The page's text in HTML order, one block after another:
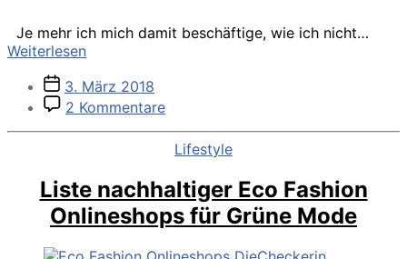
Je mehr ich mich damit beschäftige, wie ich nicht…
WeiterlesenWie
im
Alltag
Alternativen
Veröffentlichungsdatum
3. März 2018
2 Kommentarezu
Plastik
im
Alltag
vermeiden
–
Plastik
Alternativen
Kategorien
Lifestyle
Liste nachhaltiger Eco Fashion
Onlineshops für Grüne Mode